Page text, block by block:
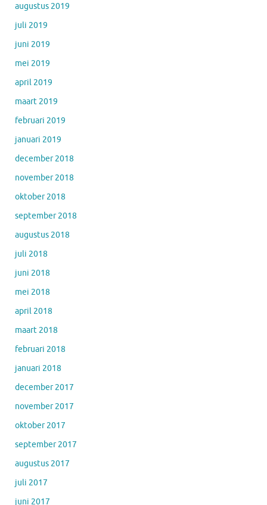
augustus 2019
juli 2019
juni 2019
mei 2019
april 2019
maart 2019
februari 2019
januari 2019
december 2018
november 2018
oktober 2018
september 2018
augustus 2018
juli 2018
juni 2018
mei 2018
april 2018
maart 2018
februari 2018
januari 2018
december 2017
november 2017
oktober 2017
september 2017
augustus 2017
juli 2017
juni 2017